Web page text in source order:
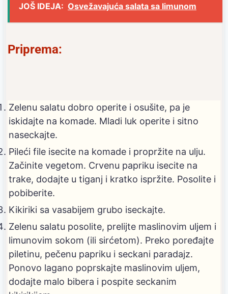
JOŠ IDEJA: Osvežavajuća salata sa limunom
Priprema:
Zelenu salatu dobro operite i osušite, pa je
iskidajte na komade. Mladi luk operite i sitno
naseckajte.
Pileći file isecite na komade i propržite na ulju.
Začinite vegetom. Crvenu papriku isecite na
trake, dodajte u tiganj i kratko ispržite. Posolite i
pobiberite.
Kikiriki sa vasabijem grubo iseckajte.
Zelenu salatu posolite, prelijte maslinovim uljem i
limunovim sokom (ili sirćetom). Preko poređajte
piletinu, pečenu papriku i seckani paradajz.
Ponovo lagano poprskajte maslinovim uljem,
dodajte malo bibera i pospite seckanim